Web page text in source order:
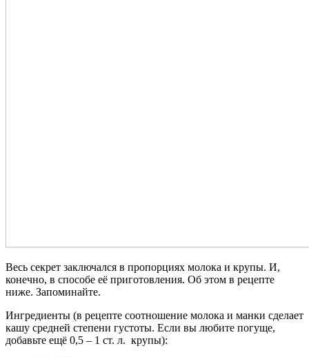
Весь секрет заключался в пропорциях молока и крупы. И,
конечно, в способе её приготовления. Об этом в рецепте
ниже. Запоминайте.
Ингредиенты (в рецепте соотношение молока и манки сделает
кашу средней степени густоты. Если вы любите погуще,
добавьте ещё 0,5 – 1 ст. л. крупы):